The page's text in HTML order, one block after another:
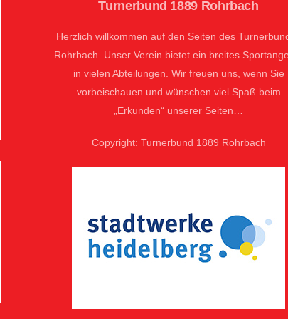
Turnerbund 1889 Rohrbach
Herzlich willkommen auf den Seiten des
Rohrbach. Unser Verein bietet ein breites
in vielen Abteilungen. Wir freuen uns, wenn Sie
vorbeischauen und wünschen viel Spaß beim
„Erkunden“ unserer Seiten…
Copyright: Turnerbund 1889 Rohrbach